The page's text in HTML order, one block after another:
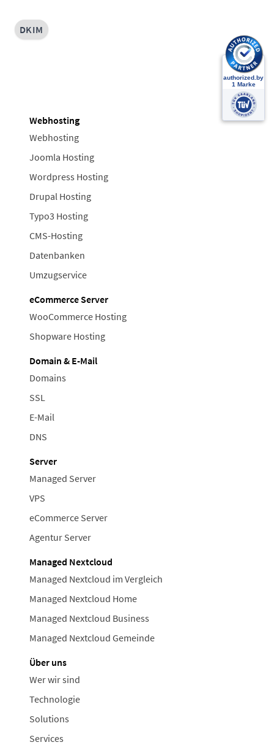
DKIM
Webhosting
Webhosting
Joomla Hosting
Wordpress Hosting
Drupal Hosting
Typo3 Hosting
CMS-Hosting
Datenbanken
Umzugservice
eCommerce Server
WooCommerce Hosting
Shopware Hosting
Domain & E-Mail
Domains
SSL
E-Mail
DNS
Server
Managed Server
VPS
eCommerce Server
Agentur Server
Managed Nextcloud
Managed Nextcloud im Vergleich
Managed Nextcloud Home
Managed Nextcloud Business
Managed Nextcloud Gemeinde
Über uns
Wer wir sind
Technologie
Solutions
Services